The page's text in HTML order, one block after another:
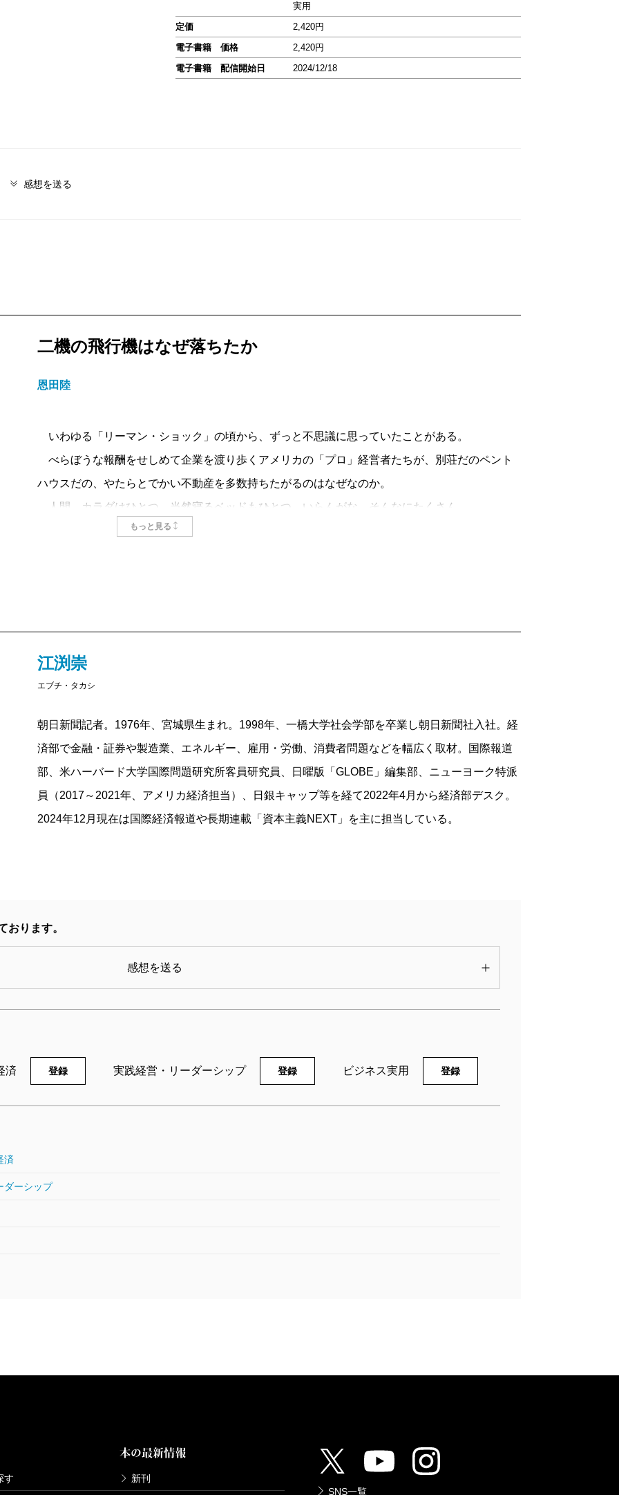
実用
定価
2,420円
電子書籍 価格
2,420円
電子書籍 配信開始日
2024/12/18
感想を送る
二機の飛行機はなぜ落ちたか
恩田陸
いわゆる「リーマン・ショック」の頃から、ずっと不思議に思っていたことがある。
べらぼうな報酬をせしめて企業を渡り歩くアメリカの「プロ」経営者たちが、別荘だのペント
ハウスだの、やたらとでかい不動産を多数持ちたがるのはなぜなのか。
人間、カラダはひとつ、当然寝るベッドもひとつ。いらんがな、そんなにたくさん。
不動産というのは、維持管理に手間が掛かるものだ。人件費だって、けっこう嵩む。「それっ
より、貴方がたの「資産」を形成するために掛かった「必要経費」だ。そこを削ってしまった
彼らは所有すること、金を儲けること自体が目的化しており、自分の在任期間のことしか考え
ておらず、経営する会社がなんの商売なのか、その会社や業界の将来が社会にどんな影響を与え
るかには全く興味がない。コスト削減、人件費削減というお題目の先に待っているのは、誰もモ
ノを作ってくれない世界である。
この本の著者は、アメリカの基幹産業として圧倒的技術力を誇り、超優良企業であったボーイ
れた、アメリカの老舗総合電機メーカー・GEに二十年君臨した）に見る。
回す」株主資本主義へとアメリカ経済の舵を切った。そして、いわば「ウェルチ教」信者である
の思想は、やがて世界中で支配的な価値観を持つようになる。つまり、自由市場と株主利益の絶
る。事故に至る過程の、安全軽視の数々のエピソードはもはやホラーだ。
今やGEは解体されてダウ銘柄からも外れてしまったし、株主資本主義と訣別しようという潮流
「八百屋の経営者が店先のリンゴを食べても問題はないが、百貨店の株主が店先のリンゴを食べ
れば罪になる。株式会社の株主は、権利も責任も有限であり、株主は会社の主権者ではない」
もっと見る
江渕崇
エブチ・タカシ
朝日新聞記者。1976年、宮城県生まれ。1998年、一橋大学社会学部を卒業し朝日新聞社入社。経
済部で金融・証券や製造業、エネルギー、雇用・労働、消費者問題などを幅広く取材。国際報道
部、米ハーバード大学国際問題研究所客員研究員、日曜版「GLOBE」編集部、ニューヨーク特派
員（2017～2021年、アメリカ経済担当）、日銀キャップ等を経て2022年4月から経済部デスク。
2024年12月現在は国際経済報道や長期連載「資本主義NEXT」を主に担当している。
おります。
感想を送る
済 登録 実践経営・リーダーシップ 登録 ビジネス実用 登録
済
ダーシップ
す
本の最新情報
新刊
SNS一覧